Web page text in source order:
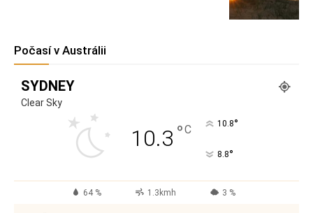
Počasí v Austrálii
SYDNEY
Clear Sky
10.3 °C 10.8°
8.8°
64 % 1.3kmh 3 %